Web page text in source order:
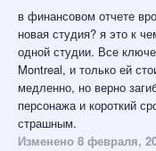
в финансовом отчете
новая студия? я это к
одной студии. Все
Montreal, и только ей
медленно, но верно
персонажа и короткий
страшным.
Изменено 8 февраля,